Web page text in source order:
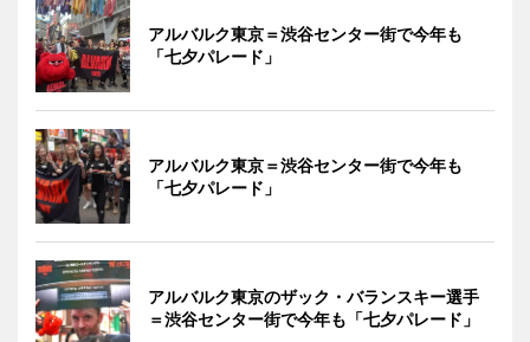
アルバルク東京＝渋谷センター街で今年も
「七夕パレード」
アルバルク東京＝渋谷センター街で今年も
「七夕パレード」
アルバルク東京のザック・バランスキー選手
＝渋谷センター街で今年も「七夕パレード」